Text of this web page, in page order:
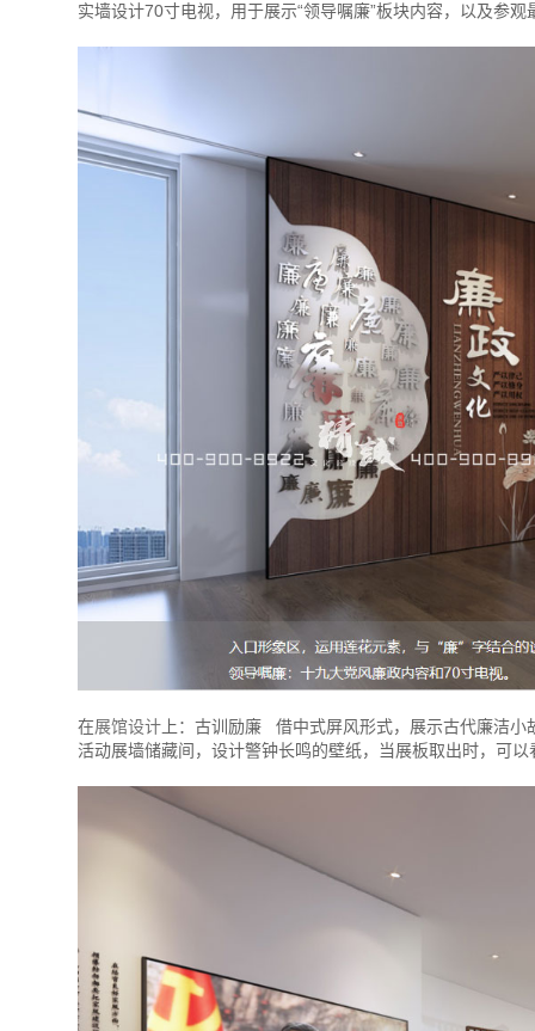
实墙设计70寸电视，用于展示“领导嘱廉”板块内容，以及参
在展馆设计 上：古训励廉 借中式屏风形式，展示古代廉洁小
活动展墙储藏间，设计警钟长鸣的壁纸，当展板取出时，可